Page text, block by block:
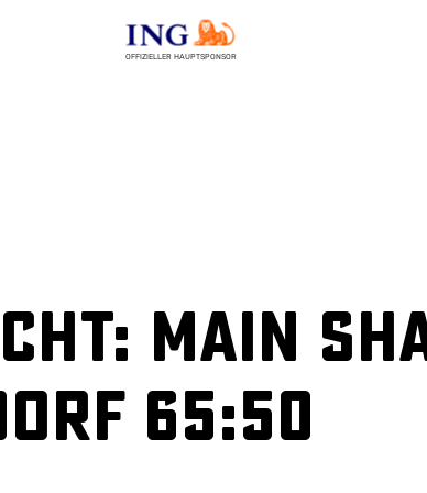
OFFIZIELLER HAUPTSPONSOR
Main
65:50